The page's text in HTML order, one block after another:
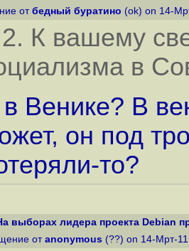
от бедный буратино (ok) on 14-
К вашему
в
Венике? В
он под
то?
выборах лидера проекта Debian
от anonymous (??) on 14-Мрт-